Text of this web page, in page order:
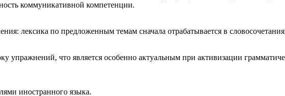
коммуникативной компетенции.
лексика по предложенным темам сначала отрабатывается в
упражнений, что является особенно актуальным при активизации
иностранного языка.